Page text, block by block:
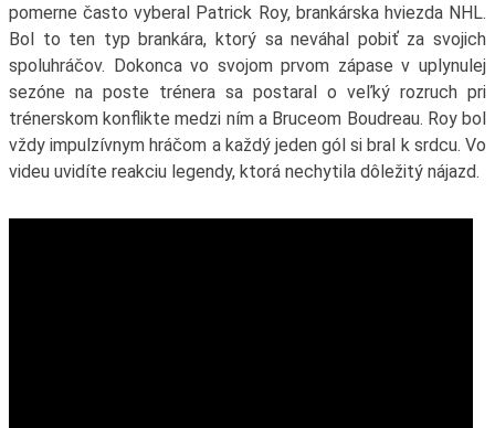
pomerne často vyberal Patrick Roy, brankárska hviezda NHL.
Bol to ten typ brankára, ktorý sa neváhal pobiť za svojich
spoluhráčov. Dokonca vo svojom prvom zápase v uplynulej
sezóne na poste trénera sa postaral o veľký rozruch pri
trénerskom konflikte medzi ním a Bruceom Boudreau. Roy bol
vždy impulzívnym hráčom a každý jeden gól si bral k srdcu. Vo
videu uvidíte reakciu legendy, ktorá nechytila dôležitý nájazd.